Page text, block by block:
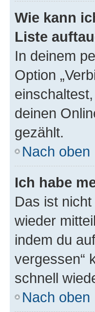
Wie kann
Liste
In deinem
Option
deinen
gezählt.
Nach oben
Ich habe
Das ist
wieder
indem du
vergessen“
schnell
Nach oben